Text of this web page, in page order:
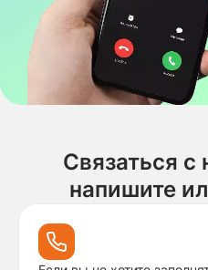
Связаться с
напишите